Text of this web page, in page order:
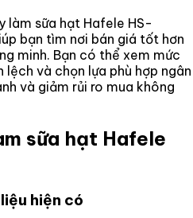
làm sữa hạt Hafele HS-
bạn tìm nơi bán giá tốt hơn
minh. Bạn có thể xem mức
và chọn lựa phù hợp ngân
và giảm rủi ro mua không
sữa hạt Hafele
hiện có